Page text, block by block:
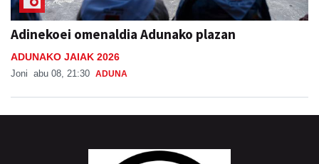
Adinekoei omenaldia Adunako plazan
ADUNAKO JAIAK 2026
Joni abu 08, 21:30 ADUNA